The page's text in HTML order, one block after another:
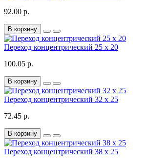
92.00 р.
В корзину
Переход концентрический 25 х 20
100.05 р.
В корзину
Переход концентрический 32 х 25
72.45 р.
В корзину
Переход концентрический 38 х 25